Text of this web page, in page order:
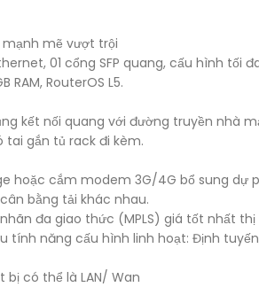
mẽ vượt trội
01 cổng SFP quang, cấu hình tối
RAM, RouterOS L5.
kết nối quang với đường truyền
tai gắn tủ rack đi kèm.
hoặc cắm modem 3G/4G bổ sung
bằng tải khác nhau.
đa giao thức (MPLS) giá tốt nhất
tính năng cấu hình linh hoạt: Định
có thể là LAN/ Wan